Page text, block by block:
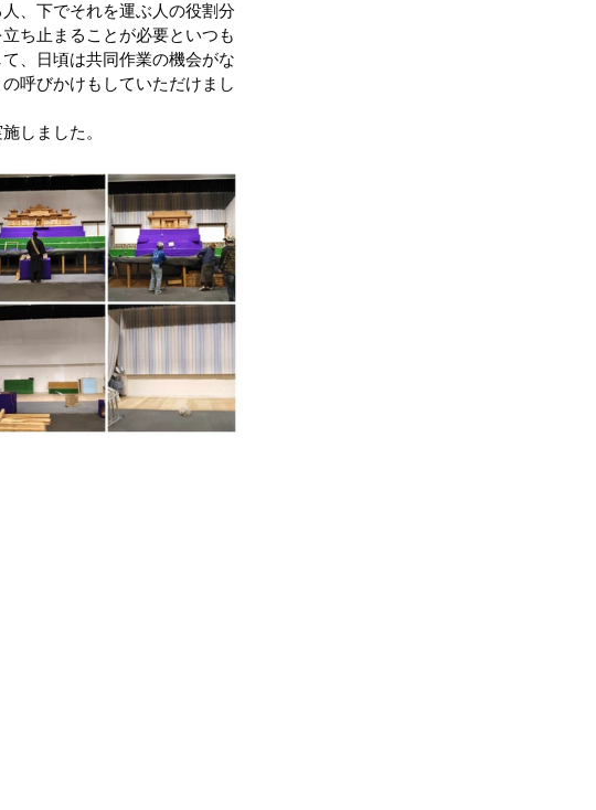
、下でそれを運ぶ人の役割分
ち止まることが必要といつも
、日頃は共同作業の機会がな
呼びかけもしていただけまし
しました。